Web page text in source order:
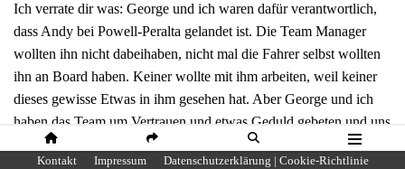
HOME SHARE SUCHE MENÜ
Ich verrate dir was: George und ich waren dafür verantwortlich,
dass Andy bei Powell-Peralta gelandet ist. Die Team Manager
wollten ihn nicht dabeihaben, nicht mal die Fahrer selbst wollten
ihn an Board haben. Keiner wollte mit ihm arbeiten, weil keiner
dieses gewisse Etwas in ihm gesehen hat. Aber George und ich
haben das Team um Vertrauen und etwas Geduld gebeten und uns
bei dieser Entscheidung durchgesetzt. Also haben wir Andy alles
Kontakt Impressum Datenschutzerklärung | Cookie-Richtlinie